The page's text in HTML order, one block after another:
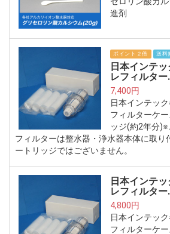
進剤
ポイント２倍 送料
日本インテ
レフィルター
7,400円
日本インテッ
フィルターケ
ッジ(約2年分
フィルターは整水器・浄水器本体に取り
ートリッジではございません。
日本インテ
レフィルター
4,800円
日本インテッ
フィルターケ